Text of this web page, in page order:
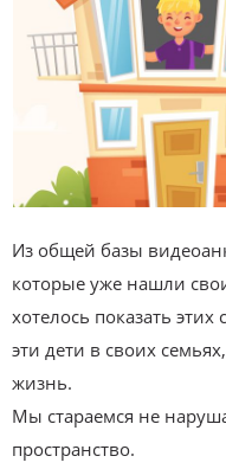
Из общей базы
которые уже нашли
хотелось показать
эти дети в своих
жизнь.
Мы стараемся не
пространство.